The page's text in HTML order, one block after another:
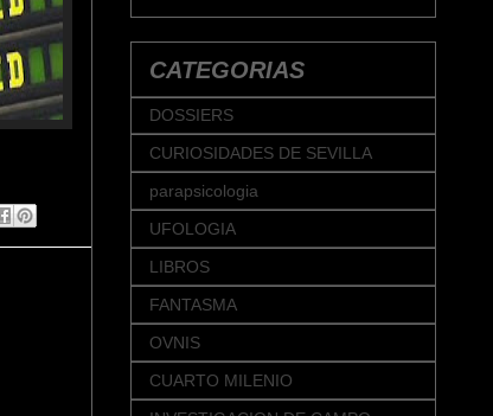
CATEGORIAS
DOSSIERS
CURIOSIDADES DE SEVILLA
parapsicologia
UFOLOGIA
LIBROS
FANTASMA
OVNIS
CUARTO MILENIO